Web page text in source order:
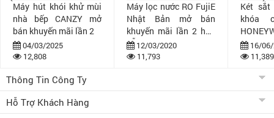
Máy hút khói khử mùi
nhà bếp CANZY mở
bán khuyến mãi lần 2
04/03/2025
12,808
Máy lọc nước RO FujiE
Nhật Bản mở bán
khuyến mãi lần 2 hấp
dẫn12/03/2020
11,793
Két sắt
khóa
bán16/
11,389
Thông Tin Công Ty
Hỗ Trợ Khách Hàng